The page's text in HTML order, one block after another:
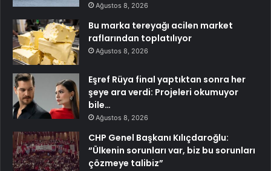
Ağustos 8, 2026
Bu marka tereyağı acilen market
raflarından toplatılıyor
Ağustos 8, 2026
Eşref Rüya final yaptıktan sonra her
şeye ara verdi: Projeleri okumuyor
bile…
Ağustos 8, 2026
CHP Genel Başkanı Kılıçdaroğlu:
“Ülkenin sorunları var, biz bu sorunları
çözmeye talibiz”